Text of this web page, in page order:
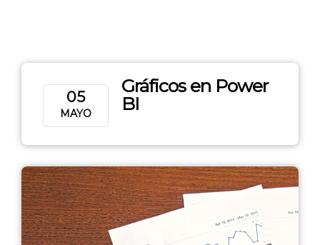
05
MAYO
Gráficos en Power
BI